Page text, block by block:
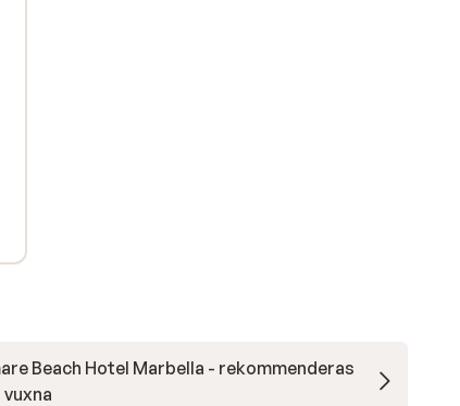
Beach Hotel Marbella - rekommenderas